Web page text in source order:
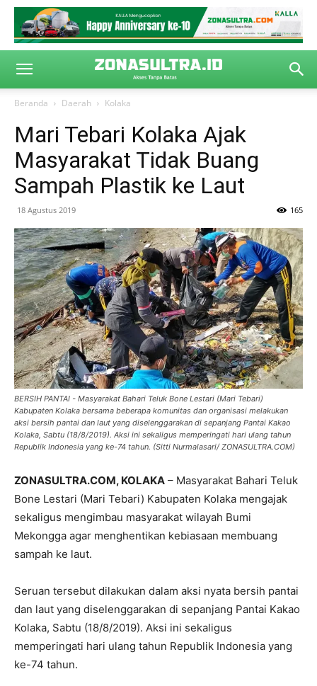
Beranda Daerah Kolaka
Mari Tebari Kolaka Ajak
Masyarakat Tidak Buang
Sampah Plastik ke Laut
18 Agustus 2019 165
BERSIH PANTAI - Masyarakat Bahari Teluk Bone Lestari (Mari Tebari)
Kabupaten Kolaka bersama beberapa komunitas dan organisasi melakukan
aksi bersih pantai dan laut yang diselenggarakan di sepanjang Pantai Kakao
Kolaka, Sabtu (18/8/2019). Aksi ini sekaligus memperingati hari ulang tahun
Republik Indonesia yang ke-74 tahun. (Sitti Nurmalasari/ ZONASULTRA.COM)
ZONASULTRA.COM, KOLAKA – Masyarakat Bahari Teluk
Bone Lestari (Mari Tebari) Kabupaten Kolaka mengajak
sekaligus mengimbau masyarakat wilayah Bumi
Mekongga agar menghentikan kebiasaan membuang
sampah ke laut.
Seruan tersebut dilakukan dalam aksi nyata bersih pantai
dan laut yang diselenggarakan di sepanjang Pantai Kakao
Kolaka, Sabtu (18/8/2019). Aksi ini sekaligus
memperingati hari ulang tahun Republik Indonesia yang
ke-74 tahun.